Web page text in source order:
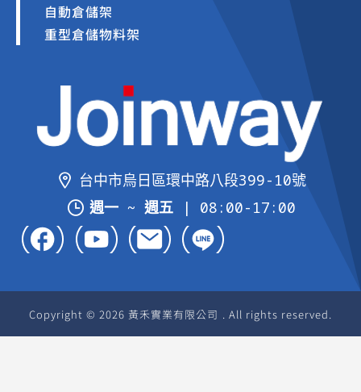
自動倉儲架
重型倉儲物料架
台中市烏日區環中路八段399-10號
週一 ~ 週五 | 08:00-17:00
Copyright © 2026 黃禾實業有限公司 . All rights reserved.